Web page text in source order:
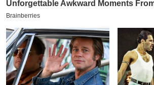
इ
ई
-
पे
प